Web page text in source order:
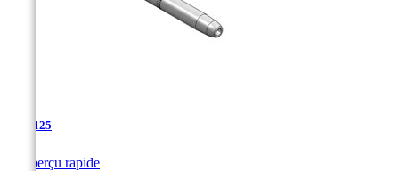
TJA-125
Aperçu rapide